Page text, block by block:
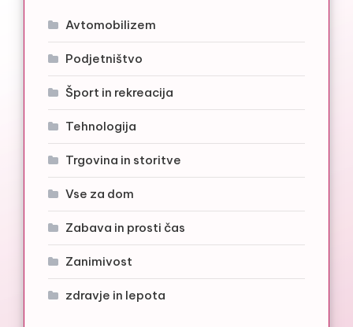
Avtomobilizem
Podjetništvo
Šport in rekreacija
Tehnologija
Trgovina in storitve
Vse za dom
Zabava in prosti čas
Zanimivost
zdravje in lepota